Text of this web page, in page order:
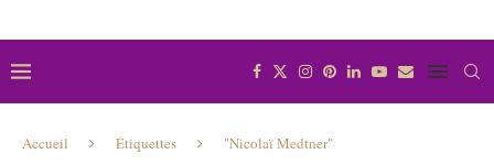
Accueil Étiquettes "Nicolaï Medtner"